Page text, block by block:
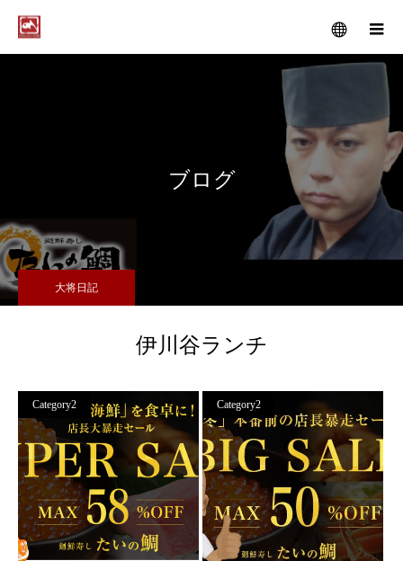
メニュー
ブログ
大将日記
伊川谷ランチ
Category2 Category2